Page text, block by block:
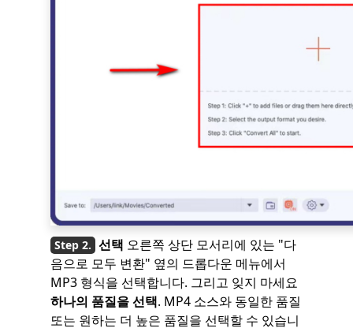
선택 오른쪽 상단 모서리에 있는 "다
음으로 모두 변환" 옆의 드롭다운 메뉴에서
MP3 형식을 선택합니다. 그리고 잊지 마세요
하나의 품질을 선택. MP4 소스와 동일한 품질
또는 원하는 더 높은 품질을 선택할 수 있습니